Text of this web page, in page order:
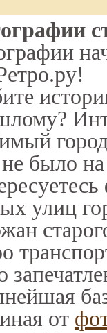
было на
улиц
от